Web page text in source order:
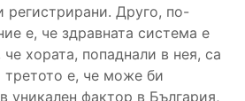
регистрирани. Друго, по-
е, че здравната система е
хората, попаднали в нея, са
е, че може би
уникален фактор в България,